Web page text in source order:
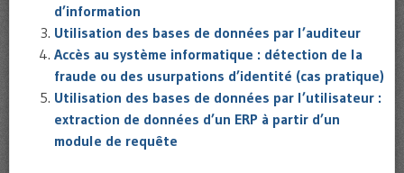
d’information
Utilisation des bases de données par l’auditeur
Accès au système informatique : détection de la
fraude ou des usurpations d’identité (cas pratique)
Utilisation des bases de données par l’utilisateur :
extraction de données d’un ERP à partir d’un
module de requête